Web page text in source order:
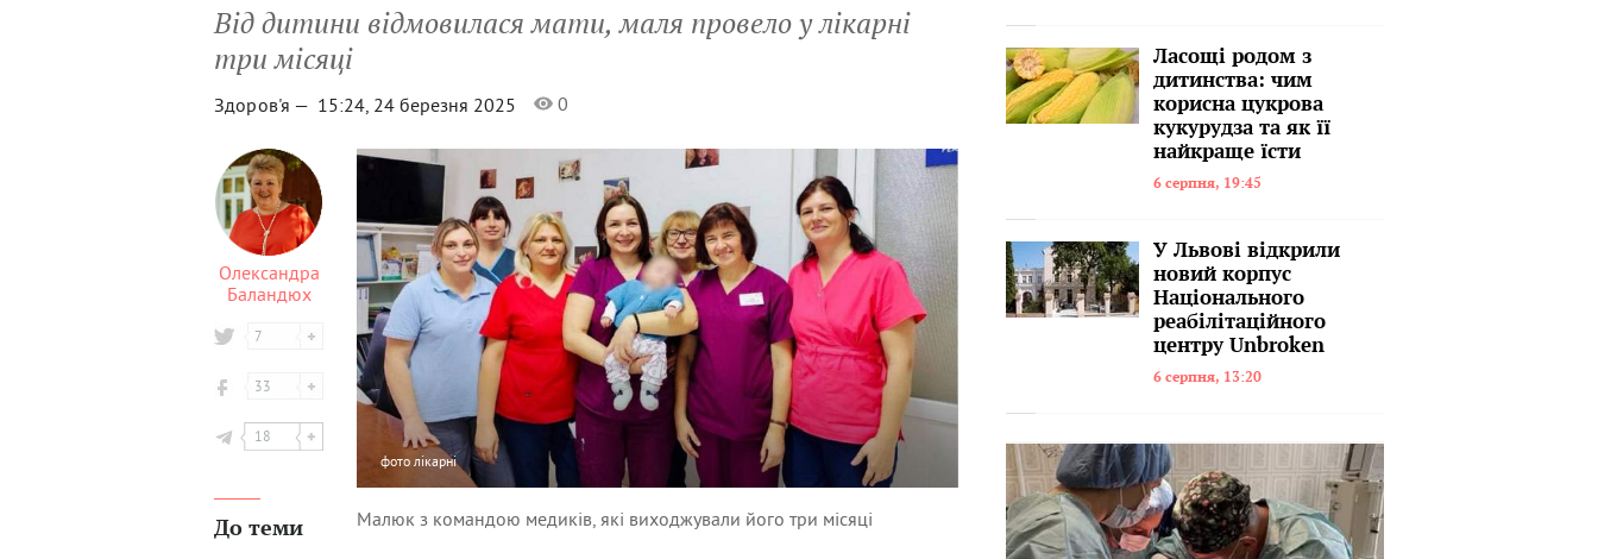
Від дитини відмовилася мати, маля провело у лікарні
три місяці
Здоров'я — 15:24, 24 березня 2025 0
Олександра
Баландюх
7
33
18
До теми
фото лікарні
Малюк з командою медиків, які виходжували його три місяці
Ласощі родом з
дитинства: чим
корисна цукрова
кукурудза та як її
найкраще їсти
6 серпня, 19:45
У Львові відкрили
новий корпус
Національного
реабілітаційного
центру Unbroken
6 серпня, 13:20